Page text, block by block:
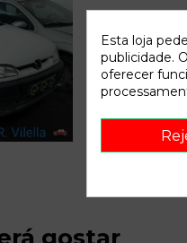
Esta loja
publicidade.
oferecer